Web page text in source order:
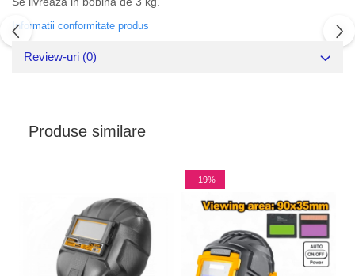
Informatii conformitate produs
Review-uri (0)
Produse similare
-19%